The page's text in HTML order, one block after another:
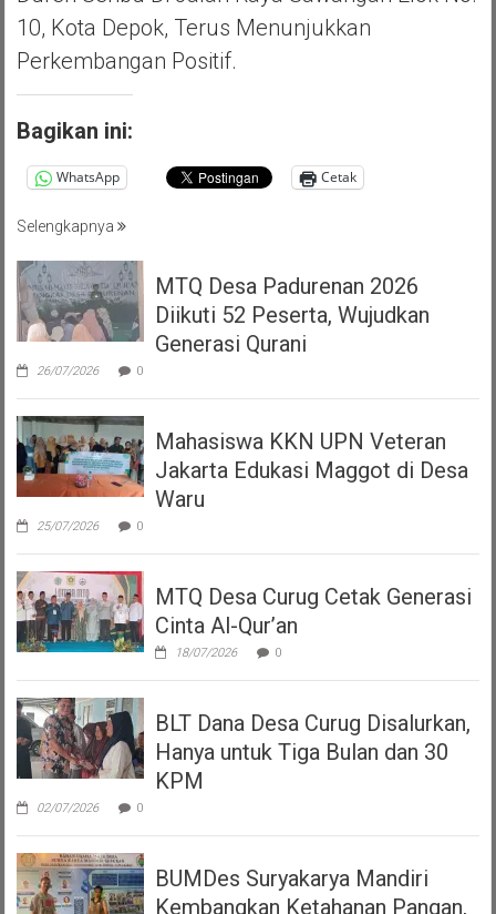
10, Kota Depok, Terus Menunjukkan
Perkembangan Positif.
Bagikan ini:
WhatsApp Cetak
Selengkapnya
MTQ Desa Padurenan 2026
Diikuti 52 Peserta, Wujudkan
Generasi Qurani
26/07/2026 0
Mahasiswa KKN UPN Veteran
Jakarta Edukasi Maggot di Desa
Waru
25/07/2026 0
MTQ Desa Curug Cetak Generasi
Cinta Al-Qur’an
18/07/2026 0
BLT Dana Desa Curug Disalurkan,
Hanya untuk Tiga Bulan dan 30
KPM
02/07/2026 0
BUMDes Suryakarya Mandiri
Kembangkan Ketahanan Pangan,